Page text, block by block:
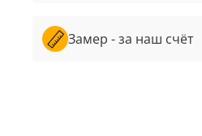
Замер - за наш счёт